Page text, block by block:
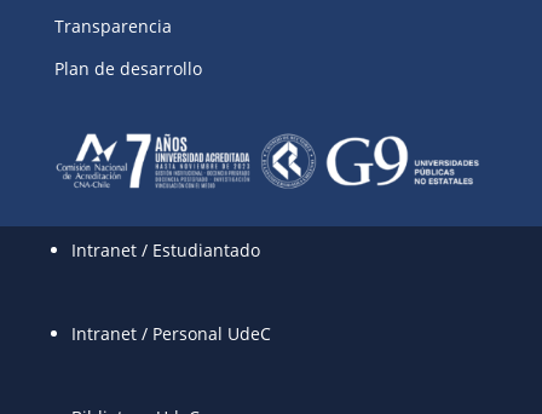
Transparencia
Plan de desarrollo
Intranet / Estudiantado
Intranet / Personal UdeC